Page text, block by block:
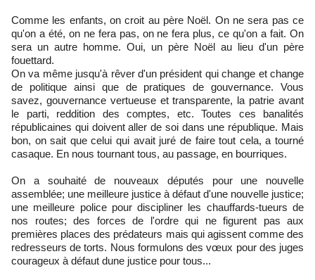
Comme les enfants, on croit au père Noël. On ne sera pas ce
qu'on a été, on ne fera pas, on ne fera plus, ce qu'on a fait. On
sera un autre homme. Oui, un père Noël au lieu d'un père
fouettard.
On va même jusqu'à rêver d'un président qui change et change
de politique ainsi que de pratiques de gouvernance. Vous
savez, gouvernance vertueuse et transparente, la patrie avant
le parti, reddition des comptes, etc. Toutes ces banalités
républicaines qui doivent aller de soi dans une république. Mais
bon, on sait que celui qui avait juré de faire tout cela, a tourné
casaque. En nous tournant tous, au passage, en bourriques.
On a souhaité de nouveaux députés pour une nouvelle
assemblée; une meilleure justice à défaut d'une nouvelle justice;
une meilleure police pour discipliner les chauffards-tueurs de
nos routes; des forces de l'ordre qui ne figurent pas aux
premières places des prédateurs mais qui agissent comme des
redresseurs de torts. Nous formulons des vœux pour des juges
courageux à défaut dune justice pour tous...